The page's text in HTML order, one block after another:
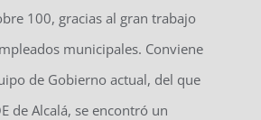
100, gracias al gran trabajo
municipales. Conviene
de Gobierno actual, del que
de Alcalá, se encontró un